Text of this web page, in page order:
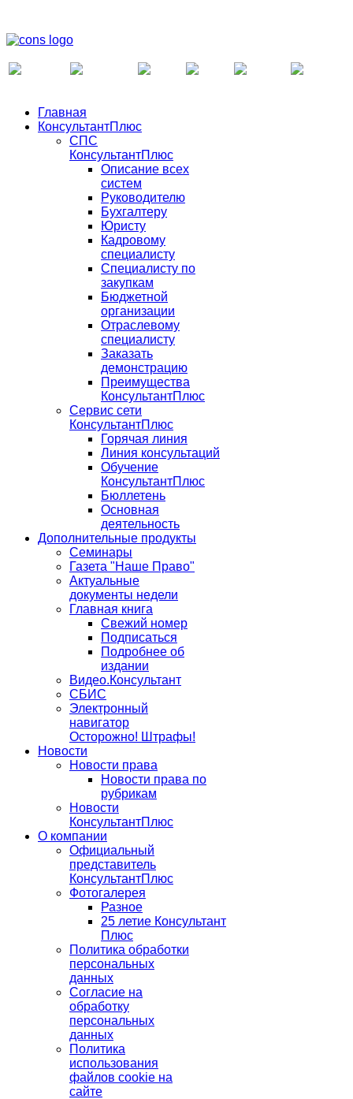
Главная
КонсультантПлюс
СПС
КонсультантПлюс
Описание всех
систем
Руководителю
Бухгалтеру
Юристу
Кадровому
специалисту
Специалисту по
закупкам
Бюджетной
организации
Отраслевому
специалисту
Заказать
демонстрацию
Преимущества
КонсультантПлюс
Сервис сети
КонсультантПлюс
Горячая линия
Линия консультаций
Обучение
КонсультантПлюс
Бюллетень
Основная
деятельность
Дополнительные продукты
Семинары
Газета "Наше Право"
Актуальные
документы недели
Главная книга
Свежий номер
Подписаться
Подробнее об
издании
Видео.Консультант
СБИС
Электронный
навигатор
Осторожно! Штрафы!
Новости
Новости права
Новости права по
рубрикам
Новости
КонсультантПлюс
О компании
Официальный
представитель
КонсультантПлюс
Фотогалерея
Разное
25 летие Консультант
Плюс
Политика обработки
персональных
данных
Согласие на
обработку
персональных
данных
Политика
использования
файлов cookie на
сайте